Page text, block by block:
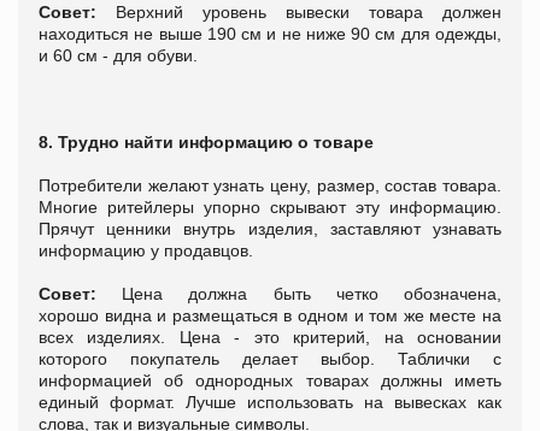
Совет: Верхний уровень вывески товара должен
находиться не выше 190 см и не ниже 90 см для одежды,
и 60 см - для обуви.
8. Трудно найти информацию о товаре
Потребители желают узнать цену, размер, состав товара.
Многие ритейлеры упорно скрывают эту информацию.
Прячут ценники внутрь изделия, заставляют узнавать
информацию у продавцов.
Совет: Цена должна быть четко обозначена,
хорошо видна и размещаться в одном и том же месте на
всех изделиях. Цена - это критерий, на основании
которого покупатель делает выбор. Таблички с
информацией об однородных товарах должны иметь
единый формат. Лучше использовать на вывесках как
слова, так и визуальные символы.